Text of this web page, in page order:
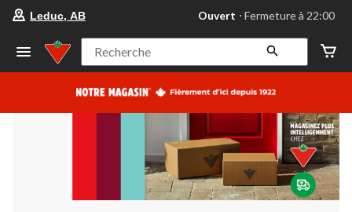
votre
préféré
Leduc,
AB,
courament
Fermeture
à
22:00
cliquer
pour
changer
Leduc, AB Ouvert ⋅ Fermeture à 22:00
Recherche